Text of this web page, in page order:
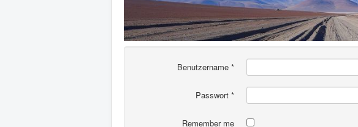
Benutzername *
Passwort *
Remember me